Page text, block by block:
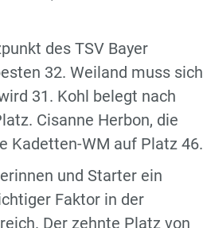
des TSV Bayer
32. Weiland muss sich
31. Kohl belegt nach
Cisanne Herbon, die
Kadetten-WM auf Platz 46.
und Starter ein
Faktor in der
Der zehnte Platz von